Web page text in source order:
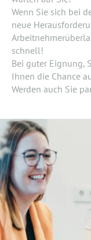
Wenn Sie sich bei
neue
schnell!
Bei guter Eignung,
Ihnen die Chance
Werden auch Sie